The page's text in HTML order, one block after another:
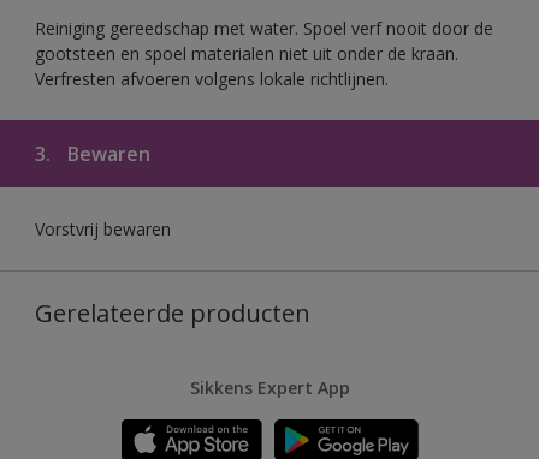
Reiniging gereedschap met water. Spoel verf nooit door de
gootsteen en spoel materialen niet uit onder de kraan.
Verfresten afvoeren volgens lokale richtlijnen.
3. Bewaren
Vorstvrij bewaren
Gerelateerde producten
Sikkens Expert App